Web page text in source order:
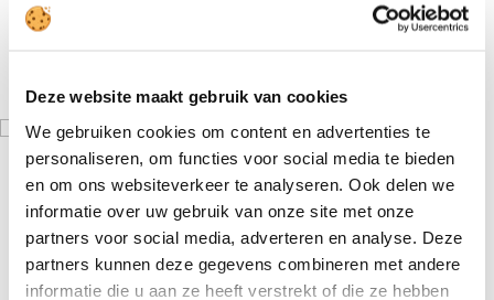
Deze website maakt gebruik van cookies
We gebruiken cookies om content en advertenties te
personaliseren, om functies voor social media te bieden
en om ons websiteverkeer te analyseren. Ook delen we
informatie over uw gebruik van onze site met onze
partners voor social media, adverteren en analyse. Deze
partners kunnen deze gegevens combineren met andere
informatie die u aan ze heeft verstrekt of die ze hebben
Account
Winkelwagen
Bont bodywarmer
€ 39,95
Maat